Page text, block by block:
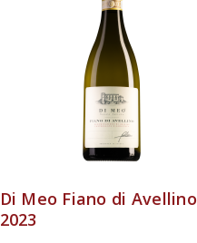
Di Meo Fiano di Avellino
2023